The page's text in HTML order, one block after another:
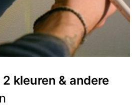
kleuren & andere